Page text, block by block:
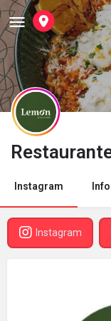
Instagram
Instagram